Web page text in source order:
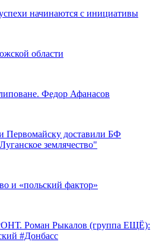
начинаются с инициативы
области
Федор Афанасов
Первомайску доставили БФ
землячество"
и «польский фактор»
Роман Рыкалов (группа ЕЩЁ):
#Донбасс